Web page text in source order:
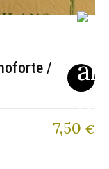
/
7,50 €